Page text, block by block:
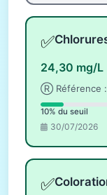
✅
24,30 mg/L
Ⓡ Référence :
10% du seuil
30/07/2026
✅